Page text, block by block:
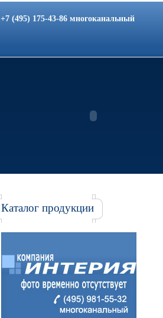
+7 (495) 175-43-86 многоканальный
Каталог продукции